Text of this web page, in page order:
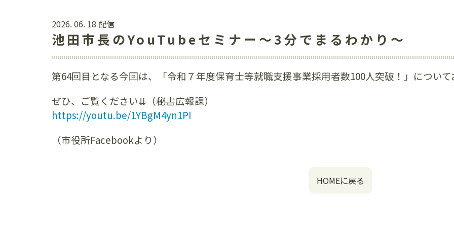
2026. 06. 18 配信
池田市長のYouTubeセミナー～3分でまるわかり～
第64回目となる今回は、「令和７年度保育士等就職支援事業採用者数100人突破！」について
ぜひ、ご覧ください⇊（秘書広報課）
https://youtu.be/1YBgM4yn1PI
（市役所Facebookより）
HOMEに戻る